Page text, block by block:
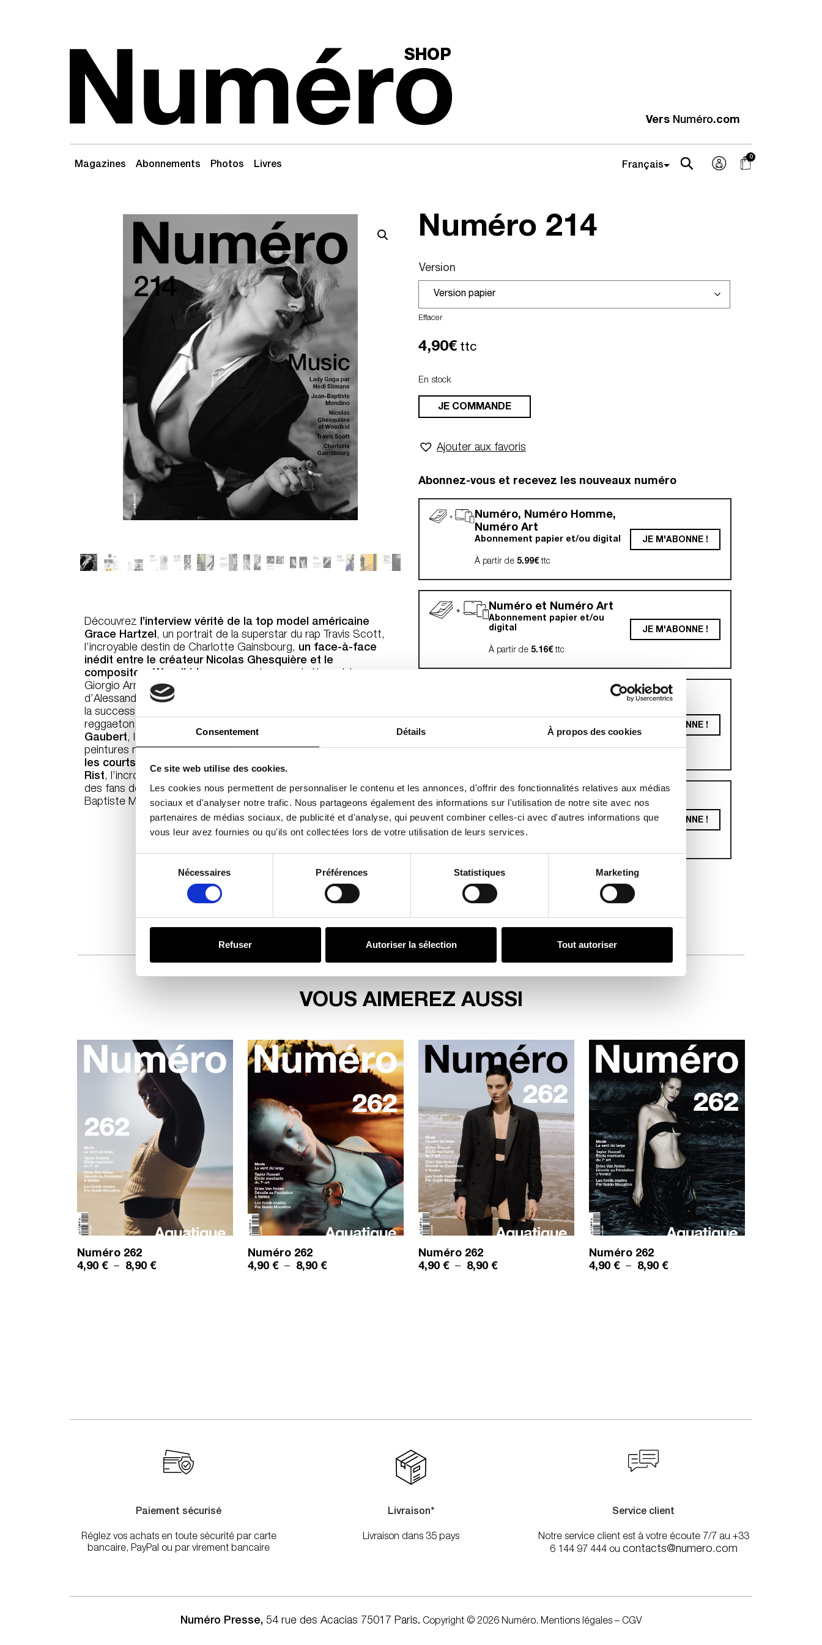
Consentement Détails À propos des cookies
Ce site web utilise des cookies.
Les cookies nous permettent de personnaliser le contenu et les annonces, d'offrir des fonctionnalités relatives aux médias
sociaux et d'analyser notre trafic. Nous partageons également des informations sur l'utilisation de notre site avec nos
partenaires de médias sociaux, de publicité et d'analyse, qui peuvent combiner celles-ci avec d'autres informations que
vous leur avez fournies ou qu'ils ont collectées lors de votre utilisation de leurs services.
Nécessaires Préférences Statistiques Marketing
Refuser Autoriser la sélection Tout autoriser
Vers Numéro.com
Magazines
Abonnements Photos Livres
Découvrez l’interview vérité de la top model américaine
Grace Hartzel, un portrait de la superstar du rap Travis Scott,
l’incroyable destin de Charlotte Gainsbourg, un face-à-face
inédit entre le créateur Nicolas Ghesquière et le
compositeur Woodkid
Giorgio Armani, un portrait de la musicienne Zumi Rossow, muse
d’Alessandro Michele, l’univers futuriste de Laylow, rappeur 2.0,
la success story du Colombien Maluma, véritable star du
reggaeton,
Gaubert, les secrets du réalisateur Bertrand Bonello, les
peintures numériques de l’illustrateur sonore Frédéric Sanchez,
les courts-métrages immersifs et percutants de Pipilotti
Rist, l’incroyable histoire de Bruno Serralongue, le photographe
des fans de musique et les séries mode de Hedi Slimane, Jean-
Baptiste Mondino, Cameron McCool et Gabriele Moratti.
Numéro 214
Version
Effacer
4,90€ ttc
En stock
JE COMMANDE
Ajouter aux favoris
Abonnez-vous et recevez les nouveaux numéro
Numéro, Numéro Homme,
Numéro Art
Abonnement papier et/ou digital
À partir de5.99€ ttc
JE M'ABONNE !
Numéro et Numéro Art
Abonnement papier et/ou
digital
À partir de 5.16€ttc
JE M'ABONNE !
JE M'ABONNE !
Numéro
digital
JE M'ABONNE !
VOUS AIMEREZ AUSSI
Numéro 262
4,90 € – 8,90 €Plage de prix : 4,90 € à 8,90 €
Numéro 262
4,90 € – 8,90 €Plage de prix : 4,90 € à 8,90 €
Numéro 262
4,90 € – 8,90 €Plage de prix : 4,90 € à 8,90 €
Numéro 262
4,90 € – 8,90 €Plage de prix : 4,90 € à 8,90 €
Paiement sécurisé
Réglez vos achats en toute sécurité par carte
bancaire, PayPal ou par virement bancaire
Livraison*
Livraison dans 35 pays
Service client
Notre service client est à votre écoute 7/7 au +33
6 144 97 444 ou contacts@numero.com
Numéro Presse, 54 rue des Acacias 75017 Paris. Copyright © 2026 Numéro. Mentions légales – CGV